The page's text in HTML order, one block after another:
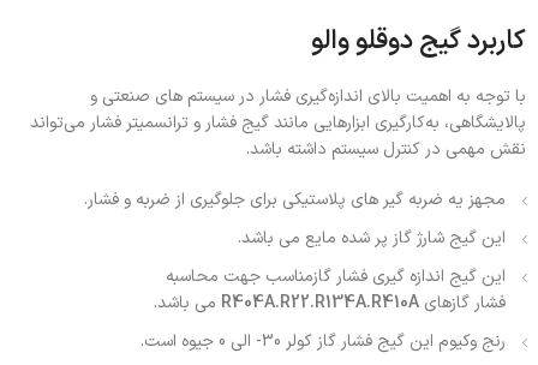
کاربرد گیج دوقلو والو
با توجه به اهمیت بالای اندازه‌گیری فشار در سیستم‌ های صنعتی و
پالایشگاهی، به‌کارگیری ابزارهایی مانند گیج فشار و ترانسمیتر فشار می‌تواند
نقش مهمی در کنترل سیستم داشته باشد.
مجهز یه ضربه گیر های پلاستیکی برای جلوگیری از ضربه و فشار.
این گیج شارژ گاز پر شده مایع می باشد.
این گیج اندازه گیری فشار گازمناسب جهت محاسبه
فشار گازهای R404A.R22.R134A.R410A می باشد.
رنج وکیوم این گیج فشار گاز کولر 30- الی 0 جیوه است.